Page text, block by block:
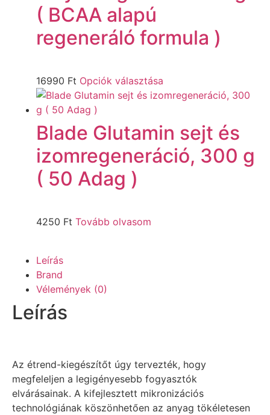
( BCAA alapú
regeneráló formula )
16990 Ft Opciók választása
Blade Glutamin sejt és
izomregeneráció, 300 g
( 50 Adag )
4250 Ft Tovább olvasom
Leírás
Brand
Vélemények (0)
Leírás
Az étrend-kiegészítőt úgy tervezték, hogy
megfeleljen a legigényesebb fogyasztók
elvárásainak. A kifejlesztett mikronizációs
technológiának köszönhetően az anyag tökéletesen